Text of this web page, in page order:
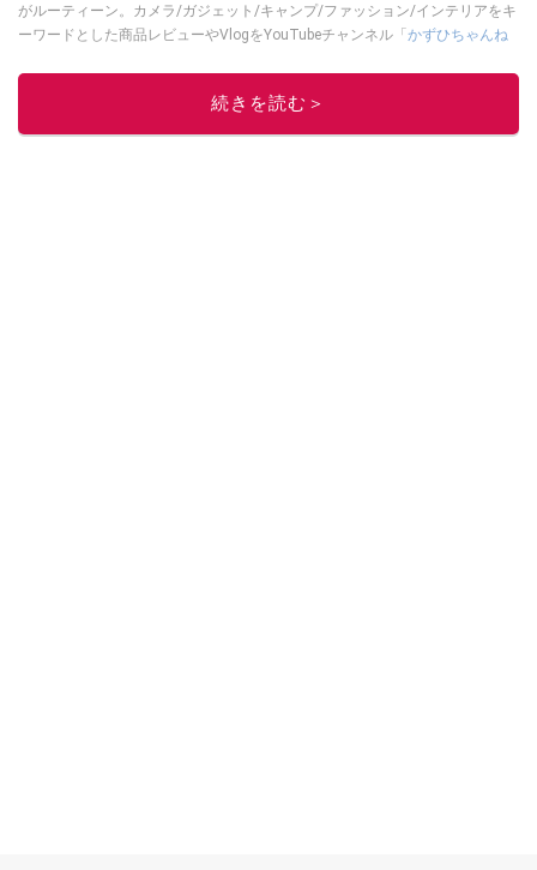
がルーティーン。カメラ/ガジェット/キャンプ/ファッション/インテリアをキ
ーワードとした商品レビューやVlogをYouTubeチャンネル「かずひちゃんね
ん である。
続きを読む＞